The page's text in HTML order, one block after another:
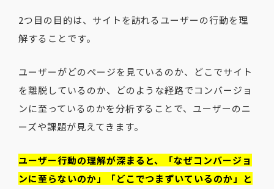
2つ目の目的は、サイトを訪れるユーザーの行動を理
解することです。
ユーザーがどのページを見ているのか、どこでサイト
を離脱しているのか、どのような経路でコンバージョ
ンに至っているのかを分析することで、ユーザーのニ
ーズや課題が見えてきます。
ユーザー行動の理解が深まると、「なぜコンバージョ
ンに至らないのか」「どこでつまずいているのか」と